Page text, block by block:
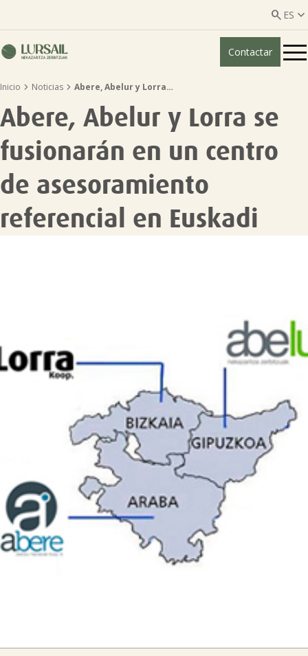
 ES 
ES
Quiénes somos
Guía transparencia
Servicios ganadería
Servicios agricultura 
Tablón de anuncios
Contactar
Inicio  Noticias  Abere, Abelur y Lorra…
Abere, Abelur y Lorra se
fusionarán en un centro
de asesoramiento
referencial en Euskadi